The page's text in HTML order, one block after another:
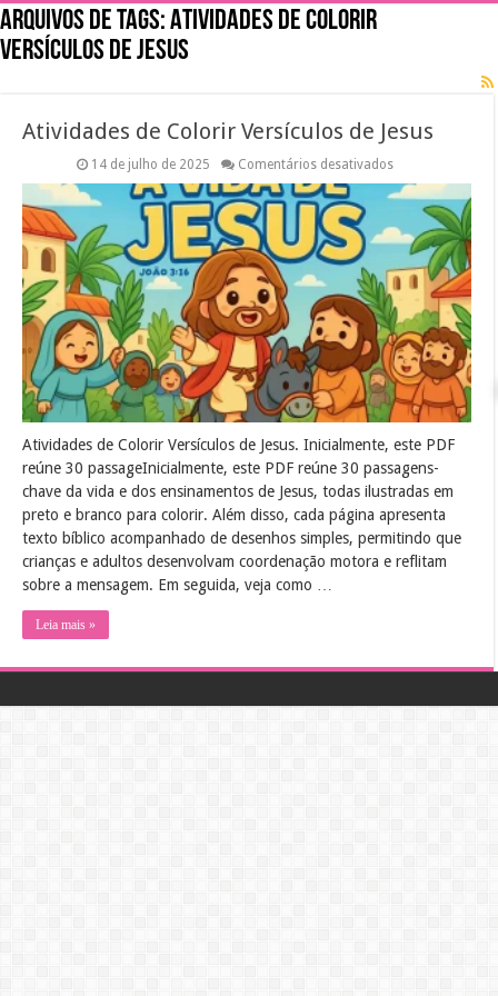
Arquivos de tags:Atividades de Colorir
Versículos de Jesus
Atividades de Colorir Versículos de Jesus
14 de julho de 2025 Comentários desativadosem
de
Colorir
Versículos
de
Jesus
Atividades de Colorir Versículos de Jesus. Inicialmente, este PDF
reúne 30 passageInicialmente, este PDF reúne 30 passagens-
chave da vida e dos ensinamentos de Jesus, todas ilustradas em
preto e branco para colorir. Além disso, cada página apresenta
texto bíblico acompanhado de desenhos simples, permitindo que
crianças e adultos desenvolvam coordenação motora e reflitam
sobre a mensagem. Em seguida, veja como …
Leia mais »